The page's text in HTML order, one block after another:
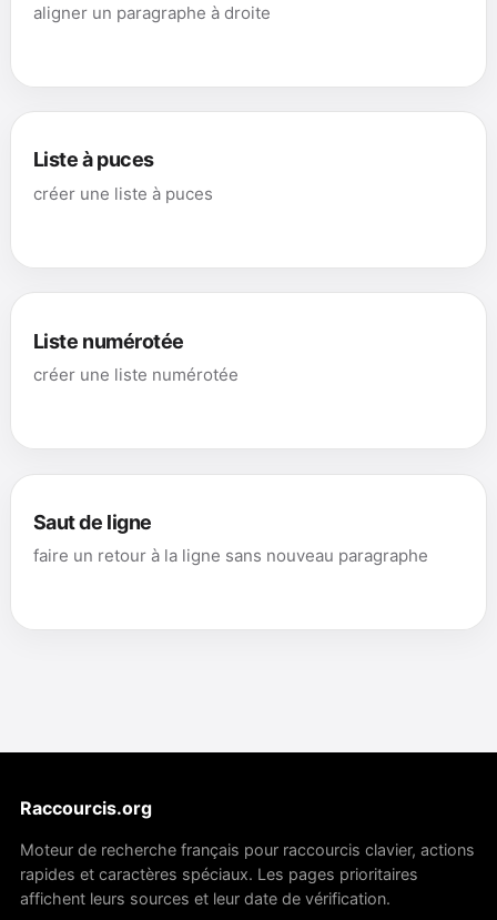
aligner un paragraphe à droite
Liste à puces
créer une liste à puces
Liste numérotée
créer une liste numérotée
Saut de ligne
faire un retour à la ligne sans nouveau paragraphe
Raccourcis.org
Moteur de recherche français pour raccourcis clavier, actions
rapides et caractères spéciaux. Les pages prioritaires
affichent leurs sources et leur date de vérification.